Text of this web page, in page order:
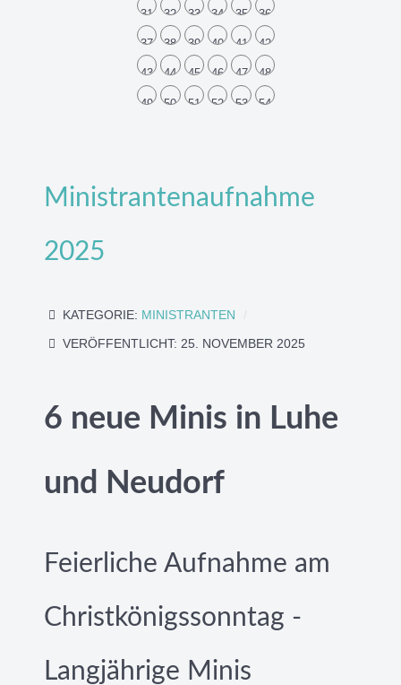
31 32 33 34 35 36
37 38 39 40 41 42
43 44 45 46 47 48
49 50 51 52 53 54
Ministrantenaufnahme
2025
KATEGORIE: MINISTRANTEN
VERÖFFENTLICHT: 25. NOVEMBER 2025
6 neue Minis in Luhe
und Neudorf
Feierliche Aufnahme am
Christkönigssonntag -
Langjährige Minis